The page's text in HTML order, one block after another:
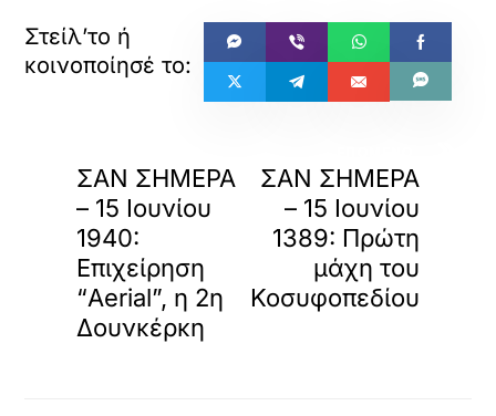
ΣΑΝ ΣΗΜΕΡΑ
– 15 Ιουνίου
1940:
Επιχείρηση
“Aerial”, η 2η
Δουνκέρκη
ΣΑΝ ΣΗΜΕΡΑ
– 15 Ιουνίου
1389: Πρώτη
μάχη του
Κοσυφοπεδίου